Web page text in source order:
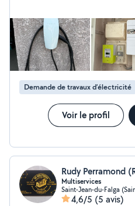
Demande de travaux d’électricité
Voir le profil
Rudy Perramond
Multiservices
Saint-Jean-du-Falga
4,6/5 (5 avis)